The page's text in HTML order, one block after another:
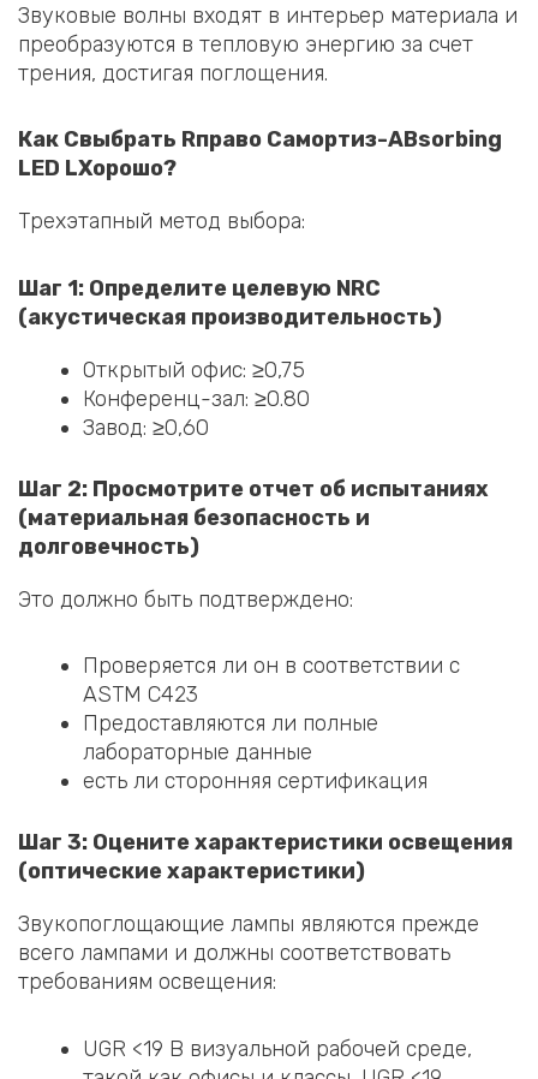
Звуковые волны входят в интерьер материала и
преобразуются в тепловую энергию за счет
трения, достигая поглощения.
Как Cвыбрать Rправо Самортиз-ABsorbing
LED LХорошо?
Трехэтапный метод выбора:
Шаг 1: Определите целевую NRC
(акустическая производительность)
Открытый офис: ≥0,75
Конференц-зал: ≥0.80
Завод: ≥0,60
Шаг 2: Просмотрите отчет об испытаниях
(материальная безопасность и
долговечность)
Это должно быть подтверждено:
Проверяется ли он в соответствии с
ASTM C423
Предоставляются ли полные
лабораторные данные
есть ли сторонняя сертификация
Шаг 3: Оцените характеристики освещения
(оптические характеристики)
Звукопоглощающие лампы являются прежде
всего лампами и должны соответствовать
требованиям освещения:
UGR <19 В визуальной рабочей среде,